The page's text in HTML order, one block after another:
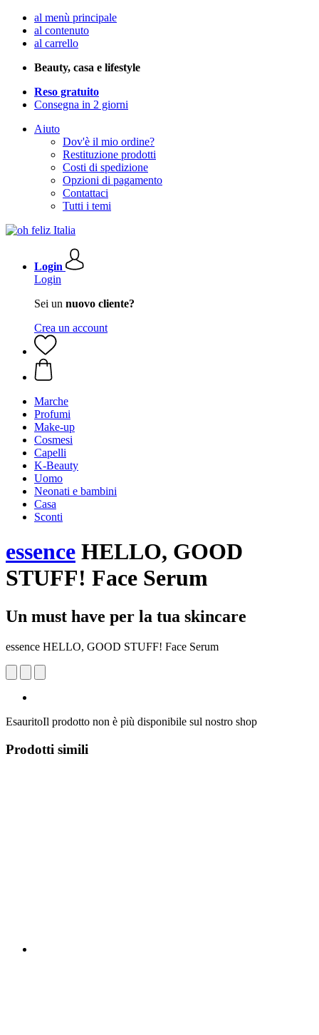
al menù principale
al contenuto
al carrello
Beauty, casa e lifestyle
Reso gratuito
Consegna in 2 giorni
Aiuto
Dov'è il mio ordine?
Restituzione prodotti
Costi di spedizione
Opzioni di pagamento
Contattaci
Tutti i temi
Login
Login
Sei un nuovo cliente?
Crea un account
Marche
Profumi
Make-up
Cosmesi
Capelli
K-Beauty
Uomo
Neonati e bambini
Casa
Sconti
essence HELLO, GOOD
STUFF! Face Serum
Un must have per la tua skincare
essence HELLO, GOOD STUFF! Face Serum
EsauritoIl prodotto non è più disponibile sul nostro shop
Prodotti simili